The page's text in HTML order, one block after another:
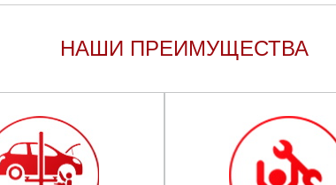
НАШИ ПРЕИМУЩЕСТВА